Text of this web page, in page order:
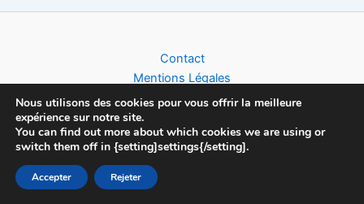
Contact
Mentions Légales
Politique de Confidentialité
Copyright © 2026 Football World Cup News | Toute l'actualité du
Nous utilisons des cookies pour vous offrir la meilleure
expérience sur notre site.
You can find out more about which cookies we are using or
switch them off in {setting]settings{/setting].
Accepter Rejeter